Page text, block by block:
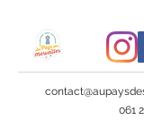
061